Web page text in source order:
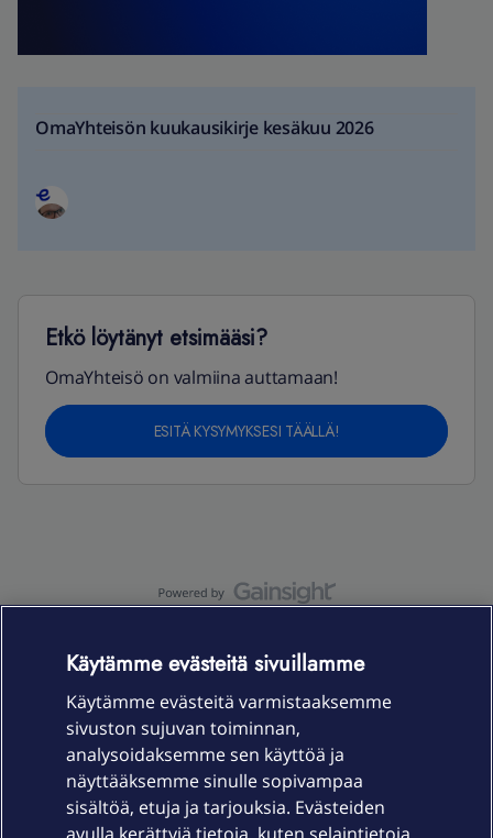
OmaYhteisön kuukausikirje kesäkuu 2026
Etkö löytänyt etsimääsi?
OmaYhteisö on valmiina auttamaan!
ESITÄ KYSYMYKSESI TÄÄLLÄ!
Laitteet & liittymät
Palvelut
Käytämme evästeitä sivuillamme
Käytämme evästeitä varmistaaksemme
sivuston sujuvan toiminnan,
analysoidaksemme sen käyttöä ja
näyttääksemme sinulle sopivampaa
sisältöä, etuja ja tarjouksia. Evästeiden